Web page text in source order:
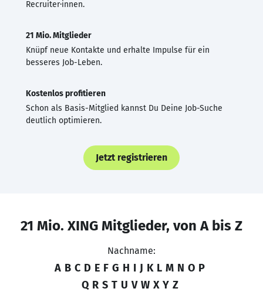
Recruiter·innen.
21 Mio. Mitglieder
Knüpf neue Kontakte und erhalte Impulse für ein
besseres Job-Leben.
Kostenlos profitieren
Schon als Basis-Mitglied kannst Du Deine Job-Suche
deutlich optimieren.
Jetzt registrieren
21 Mio. XING Mitglieder, von A bis Z
Nachname:
A B C D E F G H I J K L M N O P
Q R S T U V W X Y Z